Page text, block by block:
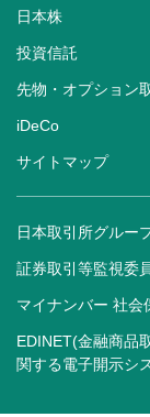
日本株
投資信託
先物・オプション
iDeCo
サイトマップ
日本取引所グルー
証券取引等監視委
マイナンバー 社会
EDINET(金融商品
関する電子開示シ